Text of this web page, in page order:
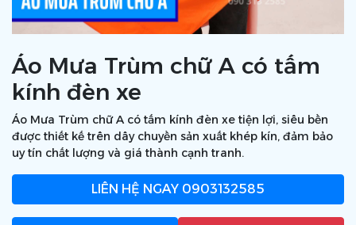
Áo Mưa Trùm chữ A có tấm
kính đèn xe
Áo Mưa Trùm chữ A có tấm kính đèn xe tiện lợi, siêu bền
được thiết kế trên dây chuyền sản xuất khép kín, đảm bảo
uy tín chất lượng và giá thành cạnh tranh.
LIÊN HỆ NGAY 0903132585